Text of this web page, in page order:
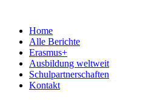
Home
Alle Berichte
Erasmus+
Ausbildung weltweit
Schulpartnerschaften
Kontakt